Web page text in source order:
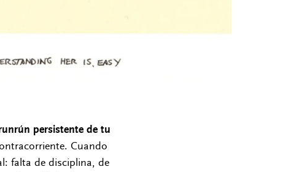
persistente de tu
Cuando
falta de disciplina, de